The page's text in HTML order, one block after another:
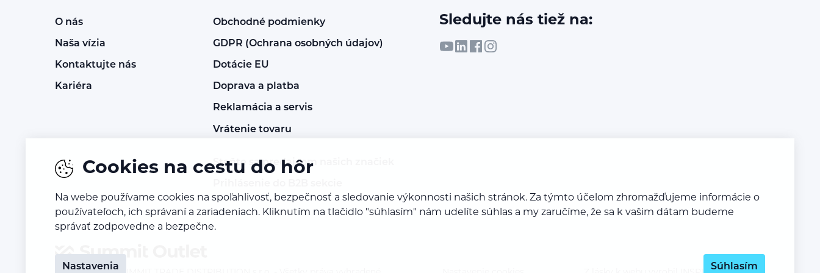
O nás
Naša vízia
Kontaktujte nás
Kariéra
Obchodné podmienky
GDPR (Ochrana osobných údajov)
Dotácie EU
Doprava a platba
Reklamácia a servis
Vrátenie tovaru
Staňte sa predajcom našich značiek
Sledujte nás tiež na:
Cookies na cestu do hôr
Na webe používame cookies na spoľahlivosť, bezpečnosť a sledovanie výkonnosti našich stránok. Za týmto účelom zhromažďujeme informácie o
používateľoch, ich správaní a zariadeniach. Kliknutím na tlačidlo "súhlasím" nám udelíte súhlas a my zaručíme, že sa k vašim dátam budeme
správať zodpovedne a bezpečne.
Nastavenia Súhlasím